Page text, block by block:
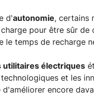
d'autonomie, certains
charge pour être sûr
le temps de recharge
utilitaires électriques
et les
d'améliorer encore